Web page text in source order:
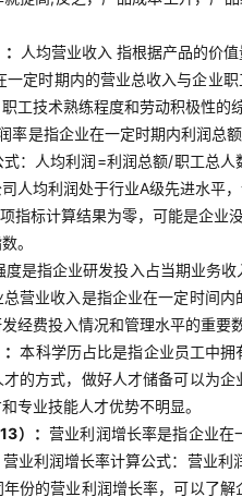
人均营业收入 指根据产品的价
一定时期内的营业总收入与企业
工技术熟练程度和劳动积极性
率是指企业在一定时期内利润总
：人均利润=利润总额/职工总
人均利润处于行业A级先进水平
指标计算结果为零，可能是企业
。
度是指企业研发投入占当期业务
营业收入是指企业在一定时间
经费投入情况和管理水平的重
：本科学历占比是指企业员工中
的方式，做好人才储备可以为
专业技能人才优势不明显。
）： 营业利润增长率是指企业在
业利润增长率计算公式：营业
份的营业利润增长率，可以了